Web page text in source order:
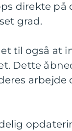
direkte på
grad.
til også at
Dette